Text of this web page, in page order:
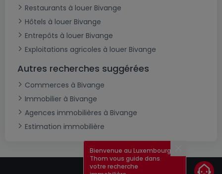
Restaurants à louer Bivange
Hôtels à louer Bivange
Entrepôts à louer Bivange
Exploitations agricoles à louer Bivange
Autres recherches suggérées
Commerces à Bivange
Immobilier à Bivange
Agences immobilières à Bivange
Estimation immobilière
Bienvenue au Luxembourg !
Thom vous guide dans
votre recherche